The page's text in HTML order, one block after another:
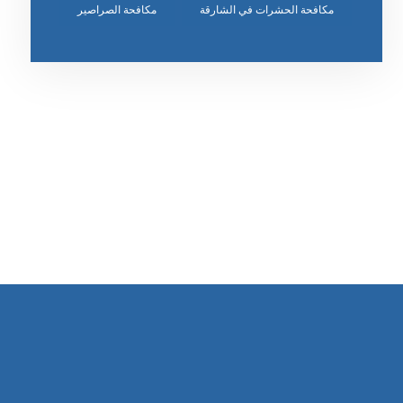
مكافحة الحشرات في الشارقة مكافحة الصراصير